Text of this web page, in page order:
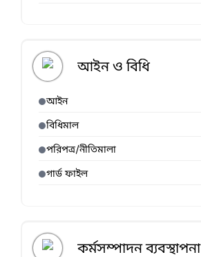
আইন ও বিধি
আইন
বিধিমাল
পরিপত্র/নীতিমালা
গার্ড ফাইল
কর্মসম্পাদন ব্যবস্থাপনা